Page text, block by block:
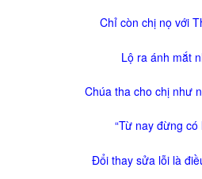
Chỉ còn chị nọ với
Lộ ra ánh mắt
Chúa tha cho chị như
“Từ nay đừng có
Đổi thay sửa lỗi là